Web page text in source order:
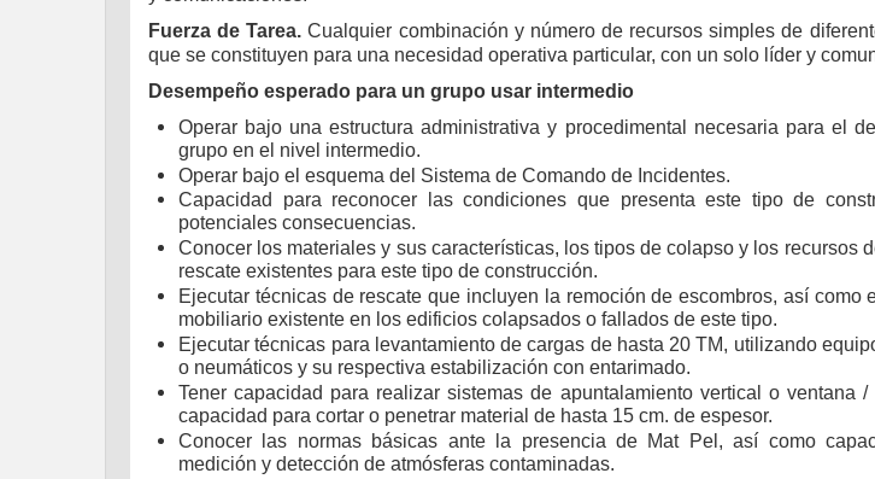
Fuerza de Tarea. Cualquier combinación y número de recursos simples de
que se constituyen para una necesidad operativa particular, con un solo líder y
Desempeño esperado para un grupo usar intermedio
Operar bajo una estructura administrativa y procedimental necesaria para el
grupo en el nivel intermedio.
Operar bajo el esquema del Sistema de Comando de Incidentes.
Capacidad para reconocer las condiciones que presenta este tipo de
potenciales consecuencias.
Conocer los materiales y sus características, los tipos de colapso y los recursos
rescate existentes para este tipo de construcción.
Ejecutar técnicas de rescate que incluyen la remoción de escombros, así como
mobiliario existente en los edificios colapsados o fallados de este tipo.
Ejecutar técnicas para levantamiento de cargas de hasta 20 TM, utilizando
o neumáticos y su respectiva estabilización con entarimado.
Tener capacidad para realizar sistemas de apuntalamiento vertical o ventana /
capacidad para cortar o penetrar material de hasta 15 cm. de espesor.
Conocer las normas básicas ante la presencia de Mat Pel, así como
medición y detección de atmósferas contaminadas.